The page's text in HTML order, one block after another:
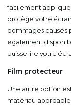
facilement
protège votre
dommages causés
également
puisse lire votre
Film protecteur
Une autre option
matériau